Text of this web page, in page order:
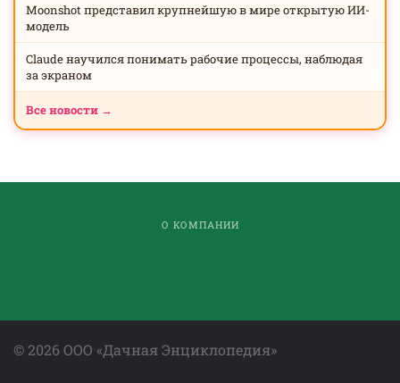
Moonshot представил крупнейшую в мире открытую ИИ-
модель
Claude научился понимать рабочие процессы, наблюдая
за экраном
Все новости →
О КОМПАНИИ
©2026 ООО «Дачная Энциклопедия»